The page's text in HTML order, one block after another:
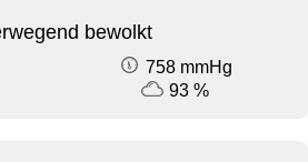
bewolkt
758 mmHg
93 %